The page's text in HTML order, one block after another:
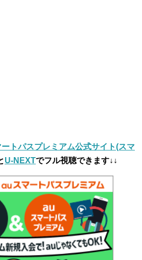
トパスプレミアム公式サイト(スマ
U-NEXTでフル視聴できます↓↓